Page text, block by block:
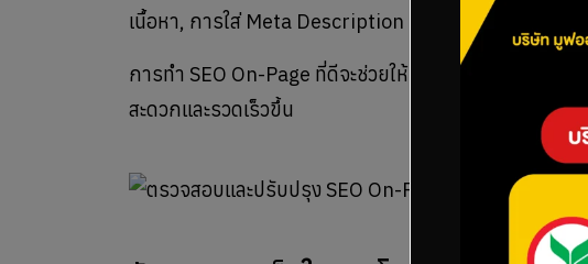
เนื้อหา, การใส่ Meta Description ที่น่าสนใจ, และการใ
การทำ SEO On-Page ที่ดีจะช่วยให้เว็บไซต์ของคุณได้รับ
สะดวกและรวดเร็วขึ้น